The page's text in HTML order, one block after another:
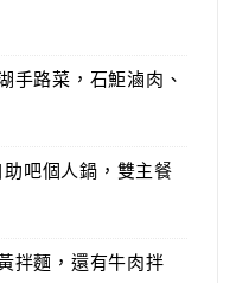
手路菜，石鮔滷肉、
助吧個人鍋，雙主餐
拌麵，還有牛肉拌